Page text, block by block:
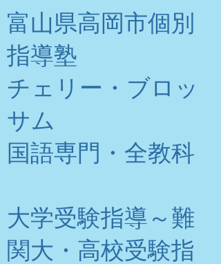
富山県高岡市個別
指導塾
チェリー・ブロッ
サム
​国語専門・全教科
大学受験指導～難
関大・高校受験指